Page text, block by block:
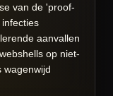
van de 'proof-
aanvallen
op niet-
wagenwijd